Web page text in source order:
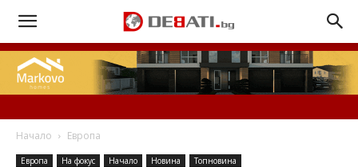
Начало Европа
Европа На фокус Начало Новина Топновина